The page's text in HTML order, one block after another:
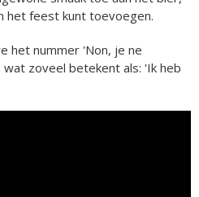
het feest kunt toevoegen.
het nummer 'Non, je ne
zoveel betekent als: 'Ik heb